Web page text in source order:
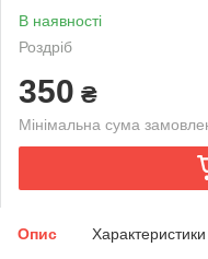
В наявності
Роздріб
350 ₴
Мінімальна сума
Опис Характеристики